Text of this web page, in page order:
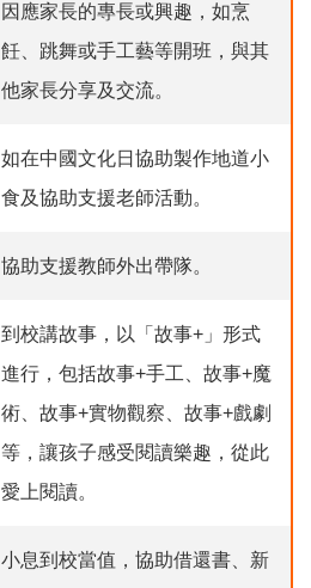
因應家長的專長或興趣，如烹
飪、跳舞或手工藝等開班，與其
他家長分享及交流。
如在中國文化日協助製作地道小
食及協助支援老師活動。
協助支援教師外出帶隊。
到校講故事，以「故事+」形式
進行，包括故事+手工、故事+魔
術、故事+實物觀察、故事+戲劇
等，讓孩子感受閱讀樂趣，從此
愛上閱讀。
小息到校當值，協助借還書、新